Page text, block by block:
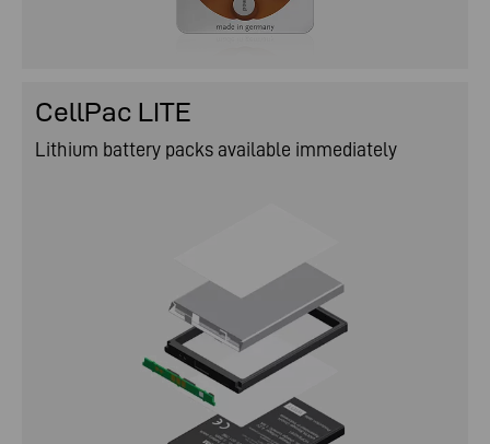
CellPac LITE
Lithium battery packs available immediately